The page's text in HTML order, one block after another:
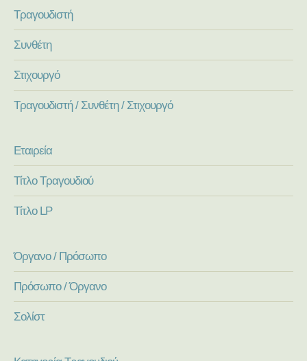
Τραγουδιστή
Συνθέτη
Στιχουργό
Τραγουδιστή / Συνθέτη / Στιχουργό
Εταιρεία
Τίτλο Τραγουδιού
Τίτλο LP
Όργανο / Πρόσωπο
Πρόσωπο / Όργανο
Σολίστ